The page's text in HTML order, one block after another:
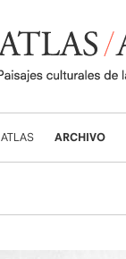
ATLAS ARCHIVO